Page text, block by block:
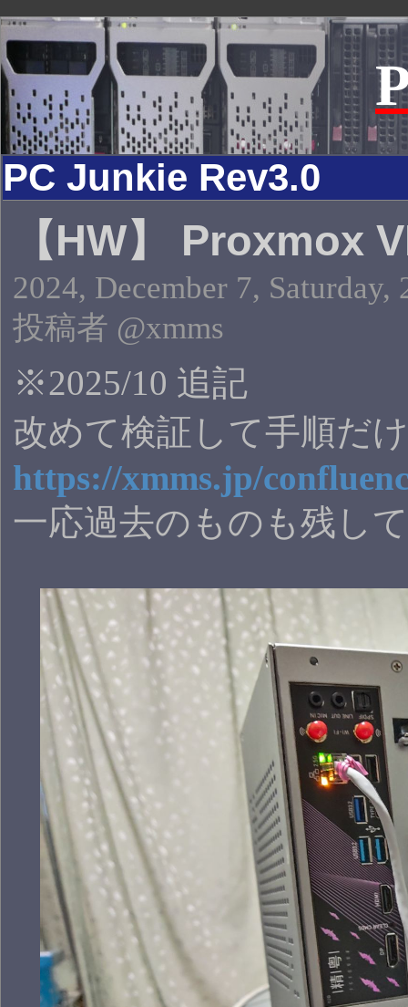
PC Junkie Rev3.0
【HW】 Proxmox
2024, December 7,
投稿者 @xmms
※2025/10 追記
改めて検証して手順だ
https://xmms.jp/
一応過去のものも残し